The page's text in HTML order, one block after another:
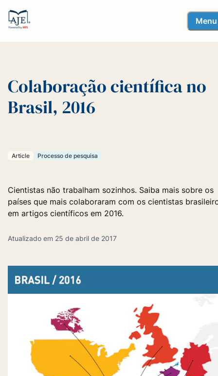
Menu
Colaboração científica no
Brasil, 2016
Article Processo de pesquisa
Cientistas não trabalham sozinhos. Saiba mais sobre os
países que mais colaboraram com os cientistas
em artigos científicos em 2016.
Atualizado em 25 de abril de 2017